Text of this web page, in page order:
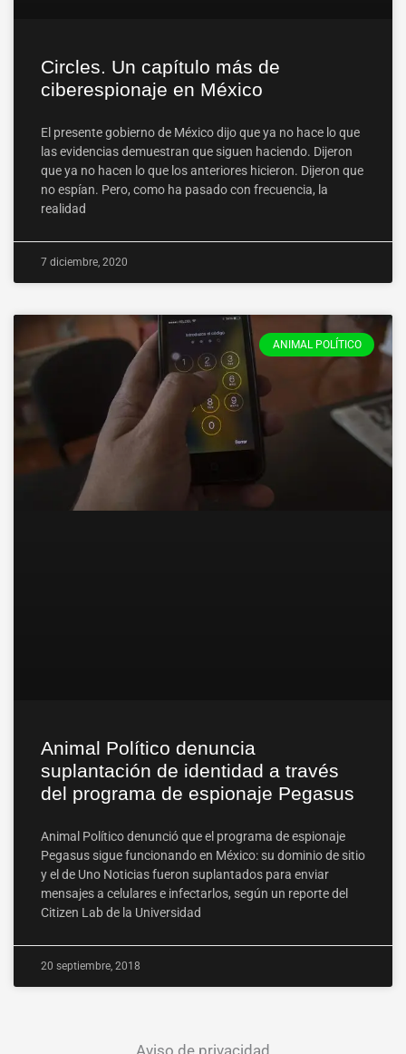
Circles. Un capítulo más de
ciberespionaje en México
El presente gobierno de México dijo que ya no hace lo que
las evidencias demuestran que siguen haciendo. Dijeron
que ya no hacen lo que los anteriores hicieron. Dijeron que
no espían. Pero, como ha pasado con frecuencia, la
realidad
7 diciembre, 2020
ANIMAL POLÍTICO
Animal Político denuncia
suplantación de identidad a través
del programa de espionaje Pegasus
Animal Político denunció que el programa de espionaje
Pegasus sigue funcionando en México: su dominio de sitio
y el de Uno Noticias fueron suplantados para enviar
mensajes a celulares e infectarlos, según un reporte del
Citizen Lab de la Universidad
20 septiembre, 2018